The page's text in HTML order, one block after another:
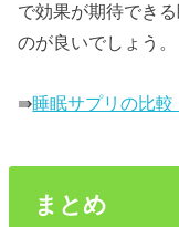
で効果が期待でき
のが良いでしょう。
⇛睡眠サプリの比
まとめ